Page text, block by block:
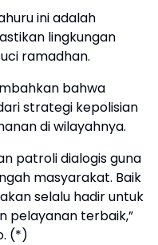
ini adalah
lingkungan
ramadhan.
bahwa
strategi kepolisian
di wilayahnya.
patroli dialogis guna
masyarakat. Baik
selalu hadir untuk
pelayanan terbaik,”
(*)